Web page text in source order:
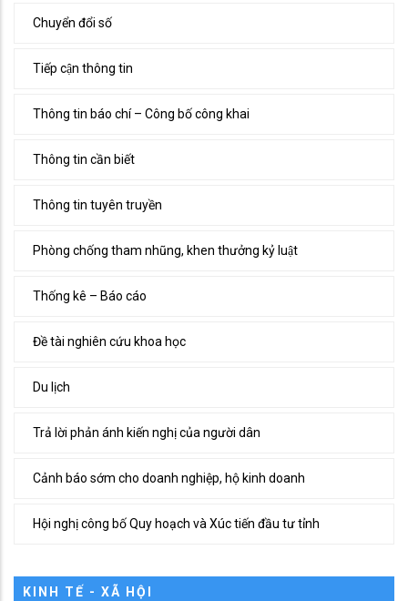
Chuyển đổi số
Tiếp cận thông tin
Thông tin báo chí – Công bố công khai
Thông tin cần biết
Thông tin tuyên truyền
Phòng chống tham nhũng, khen thưởng kỷ luật
Thống kê – Báo cáo
Đề tài nghiên cứu khoa học
Du lịch
Trả lời phản ánh kiến nghị của người dân
Cảnh báo sớm cho doanh nghiệp, hộ kinh doanh
Hội nghị công bố Quy hoạch và Xúc tiến đầu tư tỉnh
KINH TẾ - XÃ HỘI